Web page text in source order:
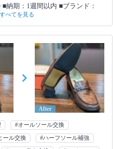
納期：1週間以内 ■ブランド：
すべてを見る
After
#オールソール交換
ール交換
#ハーフソール補強